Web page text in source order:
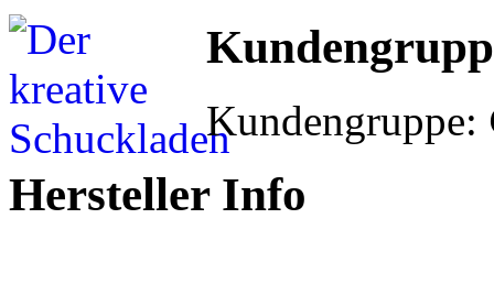
Kundengruppe:
Hersteller Info